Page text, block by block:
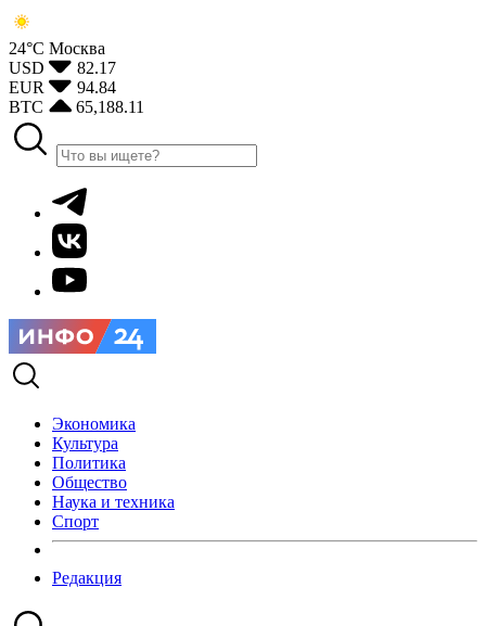
24°С Москва
USD
82.17
EUR
94.84
BTC
65,188.11
Экономика
Культура
Политика
Общество
Наука и техника
Спорт
Редакция